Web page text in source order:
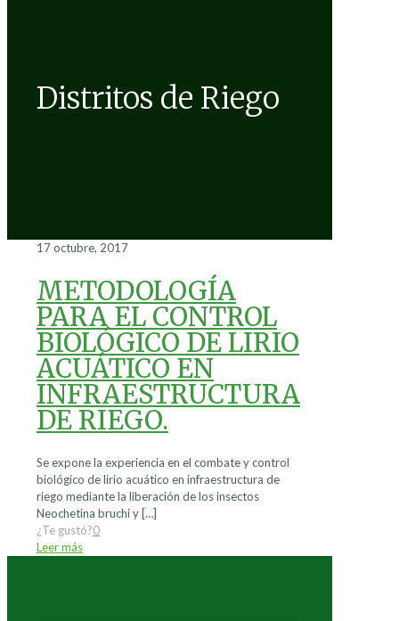
Distritos de Riego
17 octubre, 2017
METODOLOGÍA
PARA EL CONTROL
BIOLÓGICO DE LIRIO
ACUÁTICO EN
INFRAESTRUCTURA
DE RIEGO.
Se expone la experiencia en el combate y control
biológico de lirio acuático en infraestructura de
riego mediante la liberación de los insectos
Neochetina bruchi y […]
¿Te gustó?0
Leer más